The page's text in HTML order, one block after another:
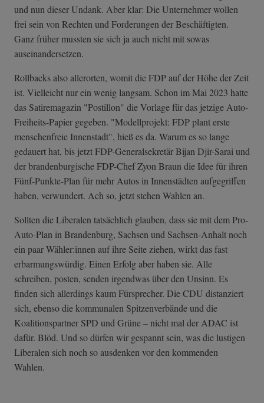
und nun dieser Undank. Aber klar: Die Unternehmer wollen
frei sein von Rechten und Forderungen der Beschäftigten.
Ganz früher mussten sie sich ja auch nicht mit sowas
auseinandersetzen.
Rollbacks also allerorten, womit die FDP auf der Höhe der Zeit
ist. Vielleicht nur ein wenig langsam. Schon im Mai 2023 hatte
das Satiremagazin "Postillon" die Vorlage für das jetzige Auto-
Freiheits-Papier gegeben. "Modellprojekt: FDP plant erste
menschenfreie Innenstadt", hieß es da. Warum es so lange
gedauert hat, bis jetzt FDP-Generalsekretär Bijan Djir-Sarai und
der brandenburgische FDP-Chef Zyon Braun die Idee für ihren
Fünf-Punkte-Plan für mehr Autos in Innenstädten aufgegriffen
haben, verwundert. Ach so, jetzt stehen Wahlen an.
Sollten die Liberalen tatsächlich glauben, dass sie mit dem Pro-
Auto-Plan in Brandenburg, Sachsen und Sachsen-Anhalt noch
ein paar Wähler:innen auf ihre Seite ziehen, wirkt das fast
erbarmungswürdig. Einen Erfolg aber haben sie. Alle
schreiben, posten, senden irgendwas über den Unsinn. Es
finden sich allerdings kaum Fürsprecher. Die CDU distanziert
sich, ebenso die kommunalen Spitzenverbände und die
Koalitionspartner SPD und Grüne – nicht mal der ADAC ist
dafür. Blöd. Und so dürfen wir gespannt sein, was die lustigen
Liberalen sich noch so ausdenken vor den kommenden
Wahlen.